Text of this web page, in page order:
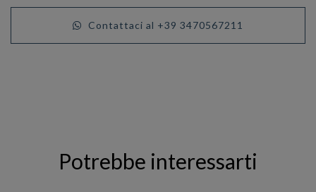
Contattaci al +39 3470567211
Potrebbe interessarti